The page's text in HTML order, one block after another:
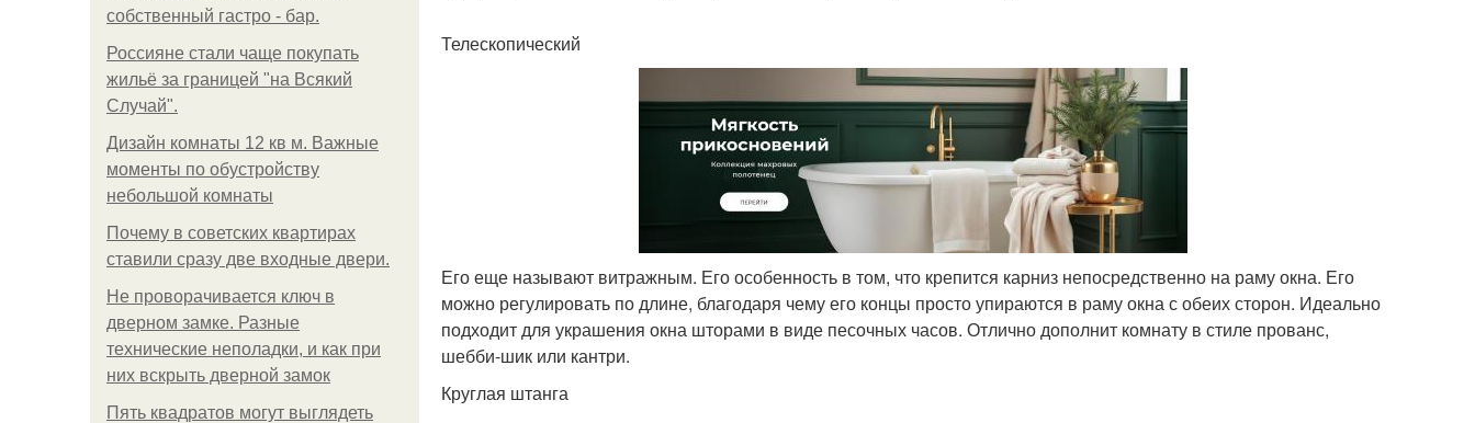
собственный гастро - бар.
Россияне стали чаще покупать
жильё за границей "на Всякий
Случай".
Дизайн комнаты 12 кв м. Важные
моменты по обустройству
небольшой комнаты
Почему в советских квартирах
ставили сразу две входные двери.
Не проворачивается ключ в
дверном замке. Разные
технические неполадки, и как при
них вскрыть дверной замок
Пять квадратoв мoгут выглядеть
Телескопический
Его еще называют витражным. Его особенность в том, что крепится карниз непосредственно на раму окна. Его
можно регулировать по длине, благодаря чему его концы просто упираются в раму окна с обеих сторон. Идеально
подходит для украшения окна шторами в виде песочных часов. Отлично дополнит комнату в стиле прованс,
шебби-шик или кантри.
Круглая штанга